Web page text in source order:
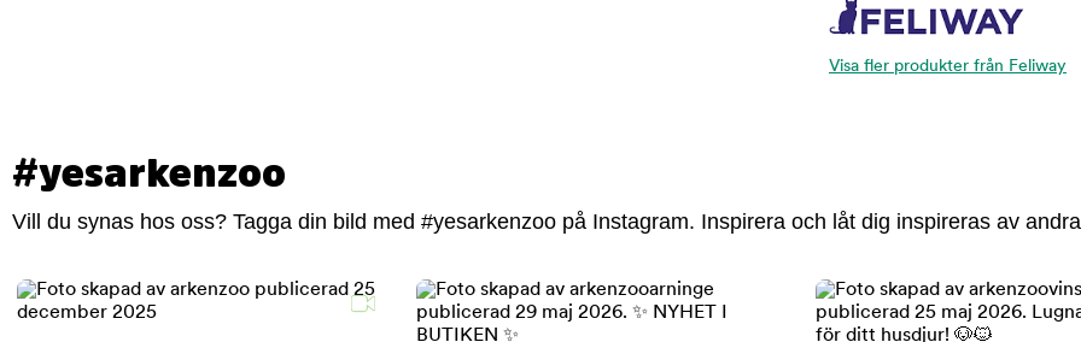
Visa fler produkter från Feliway
#yesarkenzoo
Vill du synas hos oss? Tagga din bild med #yesarkenzoo på Instagram. Inspirera och låt dig inspireras av